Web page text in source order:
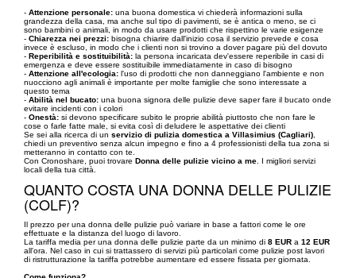
- Attenzione personale: una buona domestica vi chiederà informazioni sulla
grandezza della casa, ma anche sul tipo di pavimenti, se è antica o meno, se ci
sono bambini o animali, in modo da usare prodotti che rispettino le varie esigenze
- Chiarezza nei prezzi: bisogna chiarire dall'inizio cosa il servizio prevede e cosa
invece è escluso, in modo che i clienti non si trovino a dover pagare più del dovuto
- Reperibilità e sostituibilità: la persona incaricata dev'essere reperibile in casi di
emergenza e deve essere sostituibile immediatamente in caso di bisogno
- Attenzione all'ecologia: l'uso di prodotti che non danneggiano l'ambiente e non
nuocciono agli animali è importante per molte famiglie che sono interessate a
questo tema
- Abilità nel bucato: una buona signora delle pulizie deve saper fare il bucato onde
evitare incidenti con i colori
- Onestà: si devono specificare subito le proprie abilità piuttosto che non fare le
cose o farle fatte male, si evita così di deludere le aspettative dei clienti
Se sei alla ricerca di un servizio di pulizia domestica a Villasimius (Cagliari)
chiedi un preventivo senza alcun impegno e fino a 4 professionisti della tua zona si
metteranno in contatto con te.
Con Cronoshare, puoi trovare Donna delle pulizie vicino a me . I migliori servizi
locali della tua città.
QUANTO COSTA UNA DONNA DELLE PULIZIE
(COLF)?
Il prezzo per una donna delle pulizie può variare in base a fattori come le ore
effettuate e la distanza del luogo di lavoro.
La tariffa media per una donna delle pulizie parte da un minimo di 8 EUR a 12 EUR
all'ora. Nel caso in cui si trattassero di servizi più particolari come pulizie post lavori
di ristrutturazione la tariffa potrebbe aumentare ed essere fissata per giornata.